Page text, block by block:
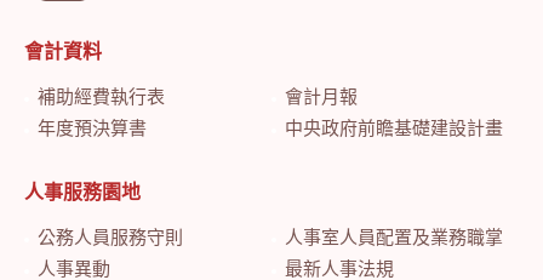
會計資料
補助經費執行表
會計月報
年度預決算書
中央政府前瞻基礎建設計畫特別預算會計月報
人事服務園地
公務人員服務守則
人事室人員配置及業務職掌
人事異動
最新人事法規